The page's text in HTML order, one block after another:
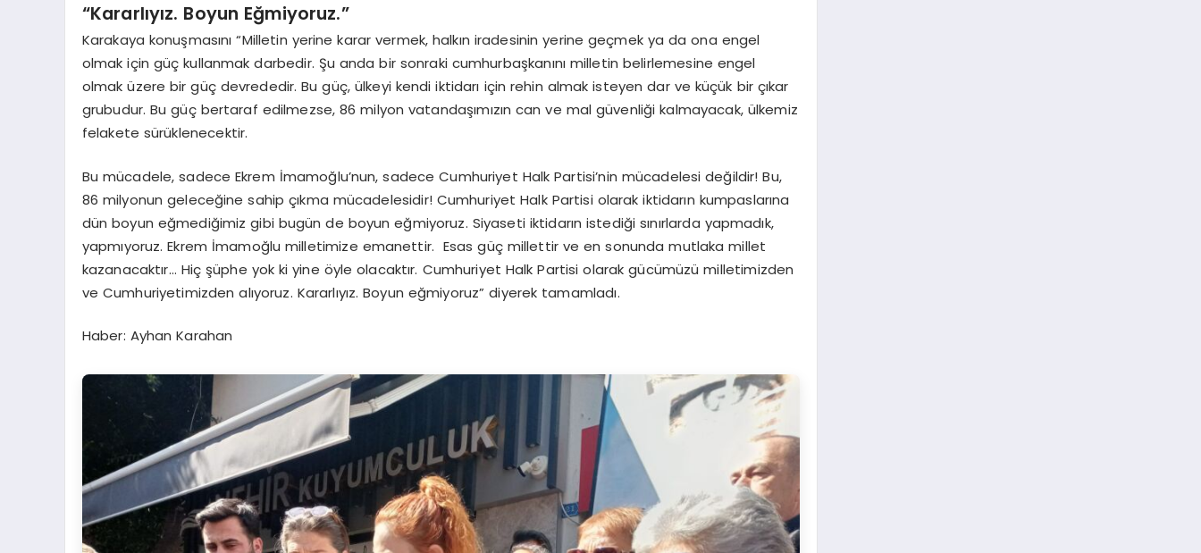
“Kararlıyız. Boyun Eğmiyoruz.”
Karakaya konuşmasını “Milletin yerine karar vermek, halkın iradesinin yerine geçmek ya da ona engel
olmak için güç kullanmak darbedir. Şu anda bir sonraki cumhurbaşkanını milletin belirlemesine engel
olmak üzere bir güç devrededir. Bu güç, ülkeyi kendi iktidarı için rehin almak isteyen dar ve küçük bir çıkar
grubudur. Bu güç bertaraf edilmezse, 86 milyon vatandaşımızın can ve mal güvenliği kalmayacak, ülkemiz
felakete sürüklenecektir.
Bu mücadele, sadece Ekrem İmamoğlu’nun, sadece Cumhuriyet Halk Partisi’nin mücadelesi değildir! Bu,
86 milyonun geleceğine sahip çıkma mücadelesidir! Cumhuriyet Halk Partisi olarak iktidarın kumpaslarına
dün boyun eğmediğimiz gibi bugün de boyun eğmiyoruz. Siyaseti iktidarın istediği sınırlarda yapmadık,
yapmıyoruz. Ekrem İmamoğlu milletimize emanettir. Esas güç millettir ve en sonunda mutlaka millet
kazanacaktır… Hiç şüphe yok ki yine öyle olacaktır. Cumhuriyet Halk Partisi olarak gücümüzü milletimizden
ve Cumhuriyetimizden alıyoruz. Kararlıyız. Boyun eğmiyoruz” diyerek tamamladı.
Haber: Ayhan Karahan